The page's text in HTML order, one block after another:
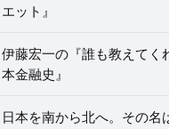
エット』
伊藤宏一の『誰も教えてく
本金融史』
日本を南から北へ。その名